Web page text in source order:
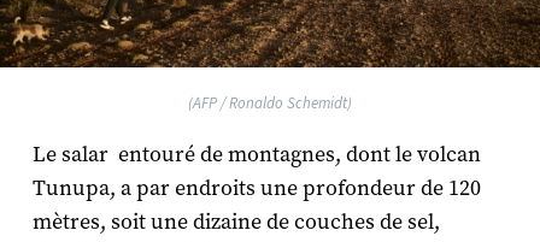
(AFP / Ronaldo Schemidt)
Le salar entouré de montagnes, dont le volcan
Tunupa, a par endroits une profondeur de 120
mètres, soit une dizaine de couches de sel,